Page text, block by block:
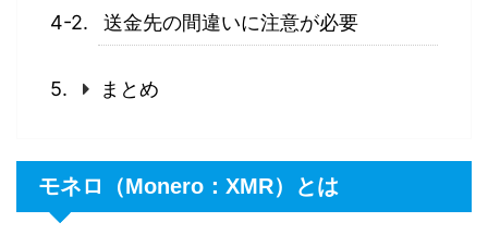
送金先の間違いに注意が必要
まとめ
モネロ（Monero：XMR）とは